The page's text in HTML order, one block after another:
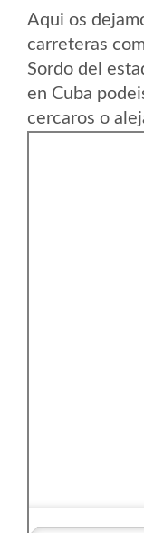
Aqui os
carreteras
Sordo del
en Cuba
cercaros o